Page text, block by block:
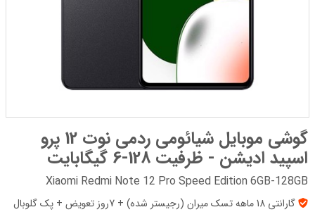
گوشی موبایل شیائومی ردمی نوت 12 پرو
اسپید ادیشن - ظرفیت 128-6 گیگابایت
Xiaomi Redmi Note 12 Pro Speed Edition 6GB-128GB
گارانتی 18 ماهه تسک میران (رجیستر شده) + 7روز تعویض + پک‌ گلوبال